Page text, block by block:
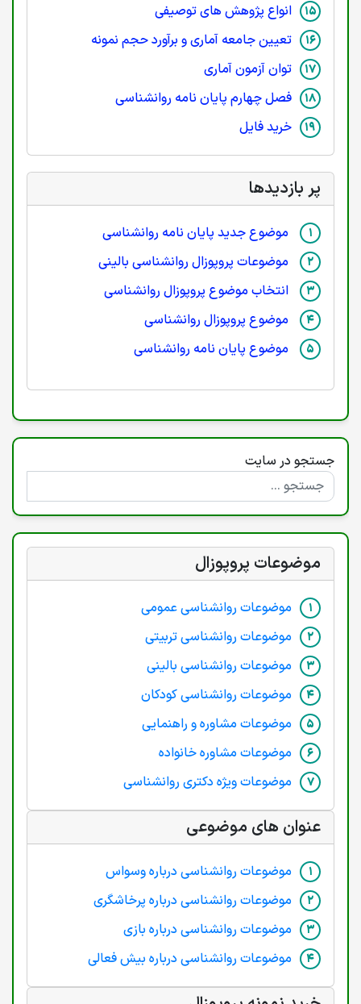
انواع پژوهش های توصیفی
تعیین جامعه آماری و برآورد حجم نمونه
توان آزمون آماری
فصل چهارم پایان نامه روانشناسی
خرید فایل
پر بازدیدها
موضوع جدید پایان نامه روانشناسی
موضوعات پروپوزال روانشناسی بالینی
انتخاب موضوع پروپوزال روانشناسی
موضوع پروپوزال روانشناسی
موضوع پایان نامه روانشناسی
جستجو در سایت
موضوعات پروپوزال
موضوعات روانشناسی عمومی
موضوعات روانشناسی تربیتی
موضوعات روانشناسی بالینی
موضوعات روانشناسی کودکان
موضوعات مشاوره و راهنمایی
موضوعات مشاوره خانواده
موضوعات ویژه دکتری روانشناسی
عنوان های موضوعی
موضوعات روانشناسی درباره وسواس
موضوعات روانشناسی درباره پرخاشگری
موضوعات روانشناسی درباره بازی
موضوعات روانشناسی درباره بیش فعالی